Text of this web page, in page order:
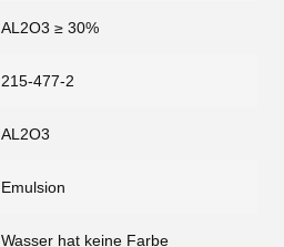
AL2O3 ≥ 30%
215-477-2
AL2O3
Emulsion
Wasser hat keine Farbe